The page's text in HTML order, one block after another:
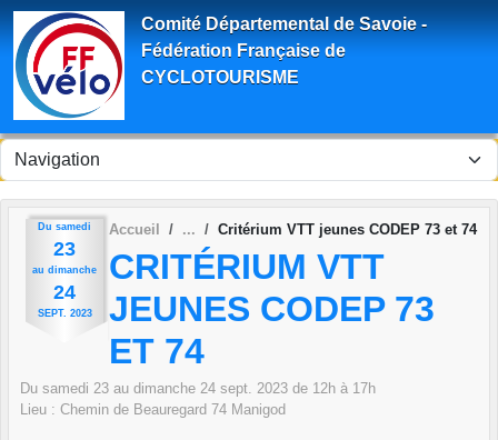
Comité Départemental de Savoie -
Fédération Française de
CYCLOTOURISME
Du samedi
23
au dimanche
24
SEPT. 2023
Accueil Critérium VTT jeunes CODEP 73 et 74
CRITÉRIUM VTT
JEUNES CODEP 73
ET 74
Du samedi 23 au dimanche 24 sept. 2023 de 12h à 17h
Lieu : Chemin de Beauregard 74 Manigod
Panneau de gestion des cookies